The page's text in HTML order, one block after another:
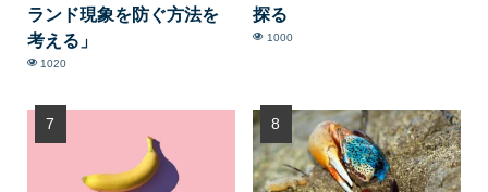
ランド現象を防ぐ方法を
考える」
1020
探る
1000